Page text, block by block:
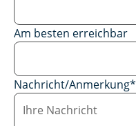
Am besten erreichbar
Nachricht/Anmerkung*